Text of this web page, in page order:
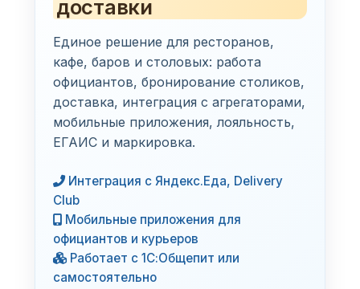
доставки
Единое решение для ресторанов,
кафе, баров и столовых: работа
официантов, бронирование столиков,
доставка, интеграция с агрегаторами,
мобильные приложения, лояльность,
ЕГАИС и маркировка.
Интеграция с Яндекс.Еда, Delivery
Club
Мобильные приложения для
официантов и курьеров
Работает с 1С:Общепит или
самостоятельно